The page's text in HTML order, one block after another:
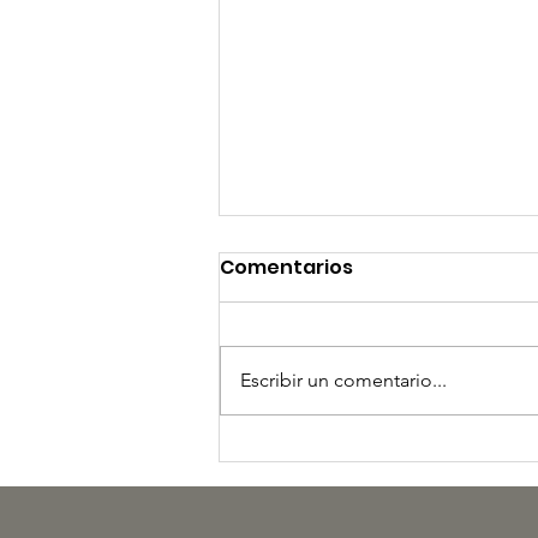
Comentarios
Escribir un comentario...